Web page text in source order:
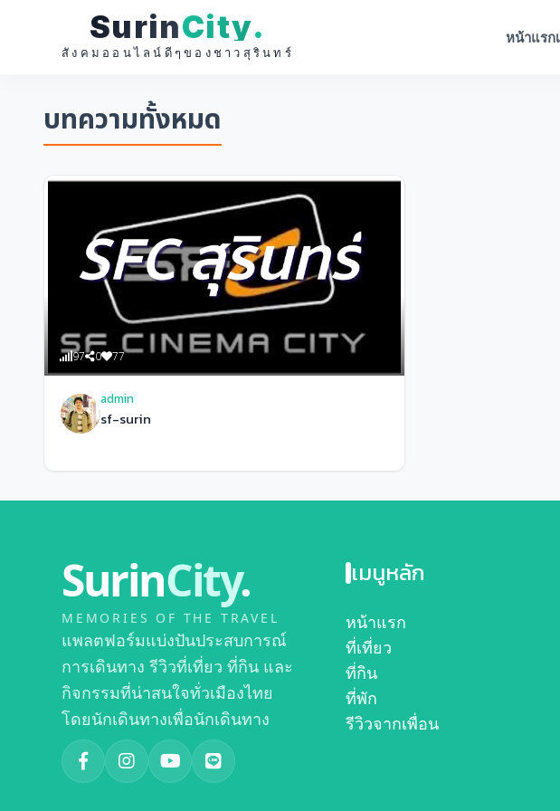
SurinCity.
สังคมออนไลน์ดีๆของชาวสุรินทร์
หน้าแรก
บทความทั้งหมด
97 0 77
admin
sf-surin
SurinCity.
MEMORIES OF THE TRAVEL
แพลตฟอร์มแบ่งปันประสบการณ์
การเดินทาง รีวิวที่เที่ยว ที่กิน และ
กิจกรรมที่น่าสนใจทั่วเมืองไทย
โดยนักเดินทางเพื่อนักเดินทาง
เมนูหลัก
หน้าแรก
ที่เที่ยว
ที่กิน
ที่พัก
รีวิวจากเพื่อน